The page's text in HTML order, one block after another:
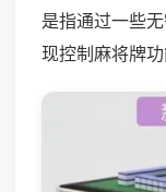
是指通过一些
现控制麻将牌功